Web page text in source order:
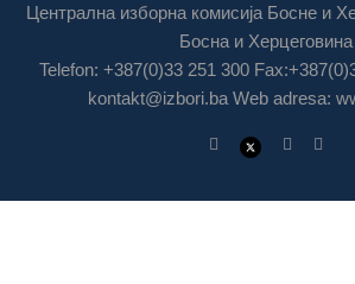
Централна изборна комисија Босне и
Босна и Херцеговина
Telefon: +387(0)33 251 300
kontakt@izbori.ba Web adresa: